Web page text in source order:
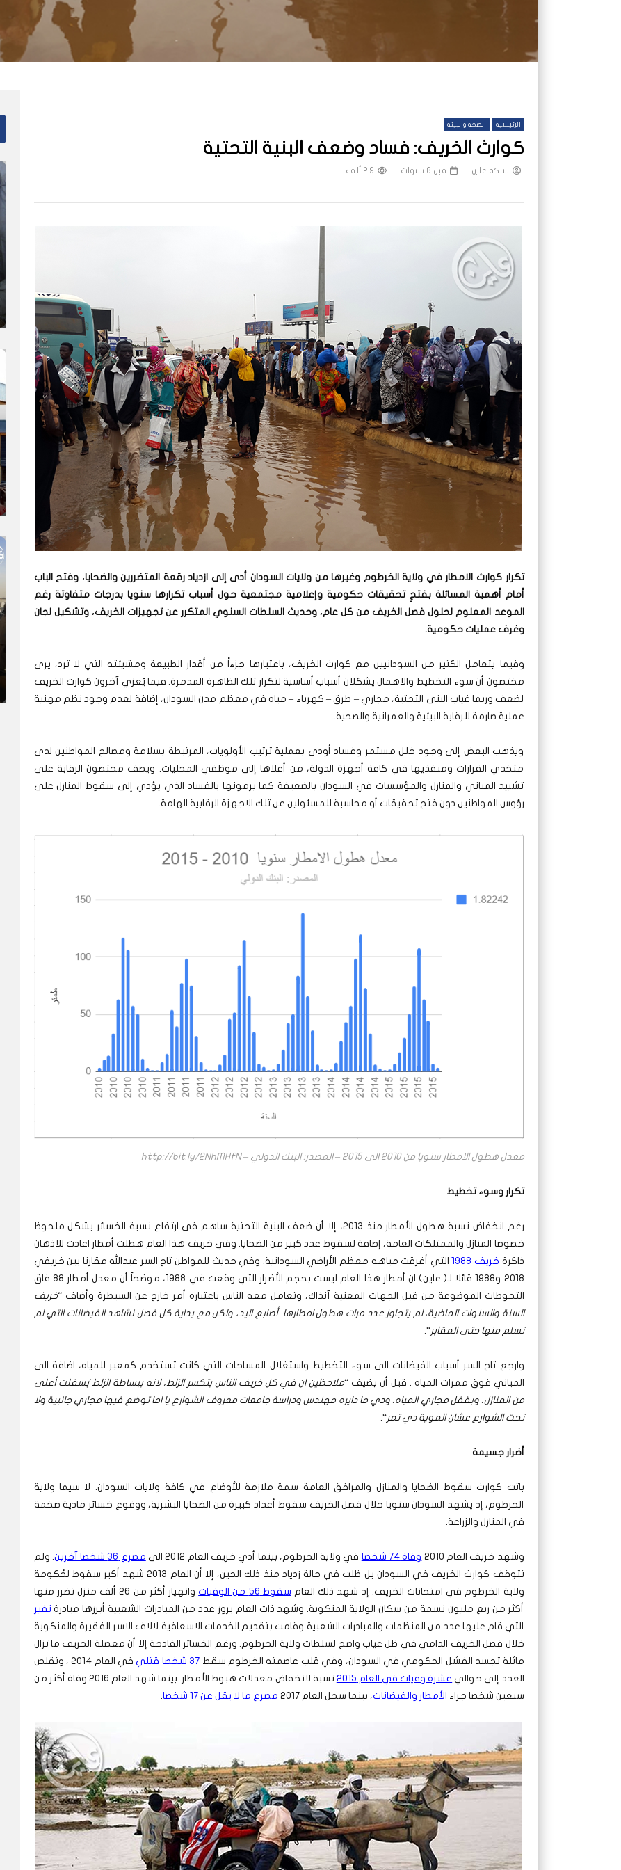
الرئيسية الصحة والبيئة
كوارث الخريف: فساد وضعف البنية التحتية
شبكة عاين قبل 8 سنوات 2.9 ألف
تكرار كوارث الامطار في ولاية الخرطوم وغيرها من ولايات السودان أدى إلى ازدياد رقعة المتضررين والضحايا، وفتح الباب
أمام أهمية المسائلة بفتحِ تحقيقات حكومية وإعلامية مجتمعية حول أسباب تكرارها سنويا بدرجات متفاوتة رغم
الموعد المعلوم لحلول فصل الخريف من كل عام، وحديث السلطات السنوي المتكرر عن تجهيزات الخريف، وتشكيل لجان
وغرف عمليات حكومية.
وفيما يتعامل الكثير من السودانيين مع كوارث الخريف، باعتبارها جزءاً من أقدار الطبيعة ومشيئته التي لا ترد، يرى
مختصون أن سوء التخطيط والاهمال يشكلان أسباب أساسية لتكرار تلك الظاهرة المدمرة. فيما يُعزي آخرون كوارث الخريف
لضعف وربما غياب البنى التحتية، مجاري – طرق – كهرباء – مياه في معظم مدن السودان، إضافة لعدم وجود نظم مهنية
عملية صارمة للرقابة البيئية والعمرانية والصحية.
ويذهب البعض إلى وجود خلل مستمر وفساد أودى بعملية ترتيب الأولويات، المرتبطة بسلامة ومصالح المواطنين لدى
متخذي القرارات ومنفذيها في كافة أجهزة الدولة، من أعلاها إلى موظفي المحليات. ويصف مختصون الرقابة على
تشييد المباني والمنازل والمؤسسات في السودان بالضعيفة كما يرمونها بالفساد الذي يؤدي إلى سقوط المنازل على
رؤوس المواطنين دون فتح تحقيقات أو محاسبة للمسئولين عن تلك الاجهزة الرقابية الهامة.
معدل هطول الامطار سنويا من 2010 الى 2015 – المصدر: البنك الدولي – http://bit.ly/2NhMHfN
تكرار وسوء تخطيط
رغم انخفاض نسبة هطول الأمطار منذ 2013، إلا أن ضعف البنية التحتية ساهم فى ارتفاع نسبة الخسائر بشكل ملحوظ
خصوصا المنازل والممتلكات العامة، إضافة لسقوط عدد كبير من الضحايا. وفي خريف هذا العام هطلت أمطار اعادت للاذهان
ذاكرة خريف 1988
التي أغرقت مياهه معظم الأراضي السودانية. وفي حديث للمواطن تاج السر عبدالله مقارنا بين خريفي
2018 و1988 قائلا لـ( عاين) ان أمطار هذا العام ليست بحجم الأضرار التي وقعت في 1988، موضحاً أن معدل أمطار 88 فاق
التحوطات الموضوعة من قبل الجهات المعنية آنذاك، وتعامل معه الناس باعتباره أمر خارج عن السيطرة وأضاف “خريف
السنة والسنوات الماضية، لم يتجاوز عدد مرات هطول امطارها أصابع اليد، ولكن مع بداية كل فصل نشاهد الفيضانات التي لم
تسلم منها حتى المقابر“.
وارجع تاج السر أسباب الفيضانات الى سوء التخطيط واستغلال المساحات التي كانت تستخدم كمعبر للمياه، اضافة الى
المباني فوق ممرات المياه . قبل أن يضيف “ملاحظين ان في كل خريف الناس بتكسر الزلط، لانه ببساطة الزلط يُسفلت أعلى
من المنازل، وبقفل مجاري المياه، ودي ما دايره مهندس ودراسة جامعات معروف الشوارع يا اما توضع فيها مجاري جانبية ولا
تحت الشوارع عشان الموية دي تمر“.
أضرار جسيمة
باتت كوارث سقوط الضحايا والمنازل والمرافق العامة سمة ملازمة للأوضاع في كافة ولايات السودان. لا سيما ولاية
الخرطوم، إذ يشهد السودان سنويا خلال فصل الخريف سقوط أعداد كبيرة من الضحايا البشرية، ووقوع خسائر مادية ضخمة
في المنازل والزراعة.
وشهد خريف العام 2010 وفاة 74 شخصا في ولاية الخرطوم، بينما أدي خريف العام 2012 الى مصرع 36 شخصا آخرين
. ولم
تتوقف كوارث الخريف في السودان بل ظلت في حالة زدياد منذ ذلك الحين، إلا أن العام 2013 شهد أكبر سقوط لحُكومة
ولاية الخرطوم في امتحانات الخريف. إذ شهد ذلك العام سقوط 56 من الوفيات
وانهيار أكثر من 26 ألف منزل تضرر منها
أكثر من ربع مليون نسمة من سكان الولاية المنكوبة. وشهد ذات العام بروز عدد من المبادرات الشعبية أبرزها مبادرة نفير
التي قام عليها عدد من المنظمات والمبادرات الشعبية وقامت بتقديم الخدمات الاسعافية لالاف الاسر الفقيرة والمنكوبة
خلال فصل الخريف الدامي في ظل غياب واضح لسلطات ولاية الخرطوم. ورغم الخسائر الفادحة إلا أن معضلة الخريف ما تزال
ماثلة تجسد الفشل الحكومي في السودان، وفي قلب عاصمته الخرطوم سقط 37 شخصا قتلي
في العام 2014 ، وتقلص
العدد إلى حوالي عشرة وفيات في العام 2015
نسبة لانخفاض معدلات هبوط الأمطار. بينما شهد العام 2016 وفاة أكثر من
سبعين شخصا جراء الأمطار والفيضانات، بينما سجل العام 2017 مصرع ما لا يقل عن 17 شخصا .